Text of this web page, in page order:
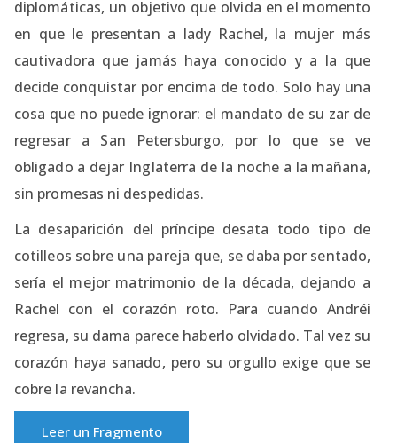
diplomáticas, un objetivo que olvida en el momento
en que le presentan a lady Rachel, la mujer más
cautivadora que jamás haya conocido y a la que
decide conquistar por encima de todo. Solo hay una
cosa que no puede ignorar: el mandato de su zar de
regresar a San Petersburgo, por lo que se ve
obligado a dejar Inglaterra de la noche a la mañana,
sin promesas ni despedidas.
La desaparición del príncipe desata todo tipo de
cotilleos sobre una pareja que, se daba por sentado,
sería el mejor matrimonio de la década, dejando a
Rachel con el corazón roto. Para cuando Andréi
regresa, su dama parece haberlo olvidado. Tal vez su
corazón haya sanado, pero su orgullo exige que se
cobre la revancha.
Leer un Fragmento